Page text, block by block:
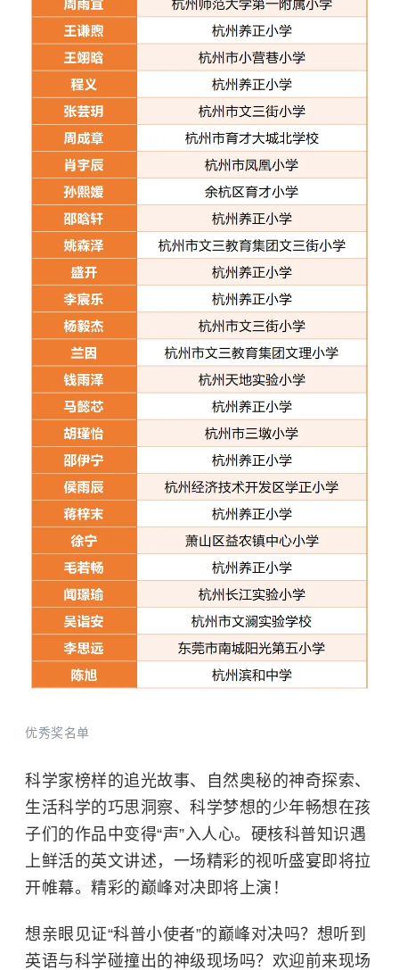
优秀奖名单
科学家榜样的追光故事、自然奥秘的神奇探索、
生活科学的巧思洞察、科学梦想的少年畅想在孩
子们的作品中变得“声”入人心。硬核科普知识遇
上鲜活的英文讲述，一场精彩的视听盛宴即将拉
开帷幕。精彩的巅峰对决即将上演！
想亲眼见证“科普小使者”的巅峰对决吗？想听到
英语与科学碰撞出的神级现场吗？欢迎前来现场